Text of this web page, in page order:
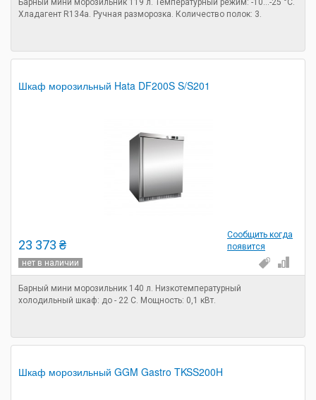
Барный мини морозильник 119 л. Температурный режим: -10...-25 °С.
Хладагент R134a. Ручная разморозка. Количество полок: 3.
Шкаф морозильный Hata DF200S S/S201
Сообщить когда
появится
23 373 ₴
нет в наличии
Барный мини морозильник 140 л. Низкотемпературный
холодильный шкаф: до - 22 С. Мощность: 0,1 кВт.
Шкаф морозильный GGM Gastro TKSS200H